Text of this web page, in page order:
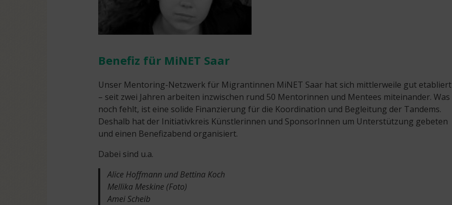
Benefiz für MiNET Saar
Unser Mentoring-Netzwerk für Migrantinnen MiNET Saar hat sich mittlerweile gut etabliert
– seit zwei Jahren arbeiten inzwischen rund 50 Mentorinnen und Mentees miteinander. Was
noch fehlt, ist eine solide Finanzierung für die Koordination und Begleitung der Tandems.
Deshalb hat der Initiativkreis Künstlerinnen und SponsorInnen um Unterstützung gebeten
und einen Benefizabend organisiert.
Dabei sind u.a.
Alice Hoffmann und Bettina Koch
Mellika Meskine (Foto)
Amei Scheib